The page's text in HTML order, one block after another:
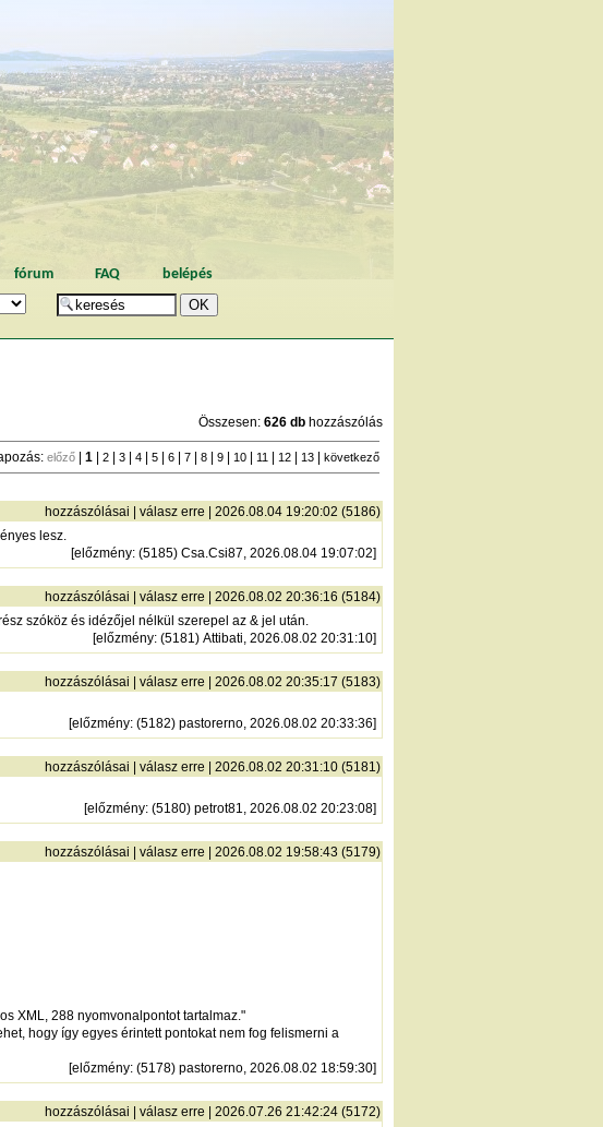
fórum FAQ belépés
Összesen: 626 db hozzászólás
előző 1 2 3 4 5 6 7 8 9 10 11 12 13 következő
hozzászólásai válasz erre | 2026.08.04 19:20:02 (5186)
lesz.
[előzmény: (5185) Csa.Csi87, 2026.08.04 19:07:02]
hozzászólásai válasz erre | 2026.08.02 20:36:16 (5184)
szóköz és idézőjel nélkül szerepel az & jel után.
[előzmény: (5181) Attibati, 2026.08.02 20:31:10]
hozzászólásai válasz erre | 2026.08.02 20:35:17 (5183)
[előzmény: (5182) pastorerno, 2026.08.02 20:33:36]
hozzászólásai válasz erre | 2026.08.02 20:31:10 (5181)
[előzmény: (5180) petrot81, 2026.08.02 20:23:08]
hozzászólásai válasz erre | 2026.08.02 19:58:43 (5179)
XML, 288 nyomvonalpontot tartalmaz."
hogy így egyes érintett pontokat nem fog felismerni a
[előzmény: (5178) pastorerno, 2026.08.02 18:59:30]
hozzászólásai válasz erre | 2026.07.26 21:42:24 (5172)